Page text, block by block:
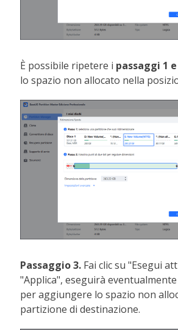
È possibile ripetere i passaggi 1
lo spazio non allocato nella
Passaggio 3. Fai clic su "Esegui
"Applica", eseguirà
per aggiungere lo spazio non
partizione di destinazione.